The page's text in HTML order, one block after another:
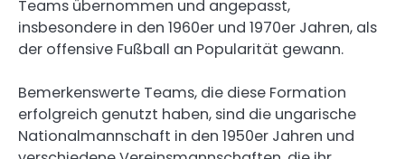
Teams übernommen und angepasst,
insbesondere in den 1960er und 1970er Jahren, als
der offensive Fußball an Popularität gewann.
Bemerkenswerte Teams, die diese Formation
erfolgreich genutzt haben, sind die ungarische
Nationalmannschaft in den 1950er Jahren und